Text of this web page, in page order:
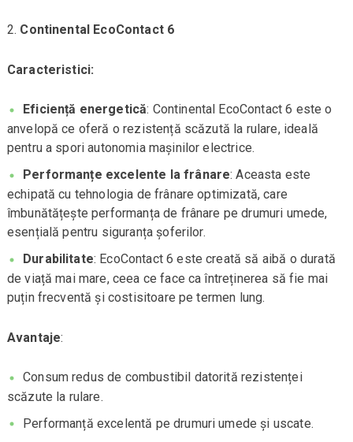
Continental EcoContact 6
Caracteristici:
Eficiență energetică: Continental EcoContact 6 este o
anvelopă ce oferă o rezistență scăzută la rulare, ideală
pentru a spori autonomia mașinilor electrice.
Performanțe excelente la frânare: Aceasta este
echipată cu tehnologia de frânare optimizată, care
îmbunătățește performanța de frânare pe drumuri umede,
esențială pentru siguranța șoferilor.
Durabilitate: EcoContact 6 este creată să aibă o durată
de viață mai mare, ceea ce face ca întreținerea să fie mai
puțin frecventă și costisitoare pe termen lung.
Avantaje:
Consum redus de combustibil datorită rezistenței
scăzute la rulare.
Performanță excelentă pe drumuri umede și uscate.